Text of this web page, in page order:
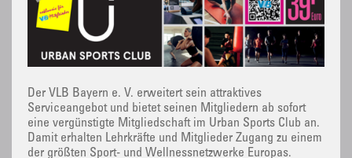
Der VLB Bayern e. V. erweitert sein attraktives
Serviceangebot und bietet seinen Mitgliedern ab sofort
eine vergünstigte Mitgliedschaft im Urban Sports Club an.
Damit erhalten Lehrkräfte und Mitglieder Zugang zu einem
der größten Sport- und Wellnessnetzwerke Europas.